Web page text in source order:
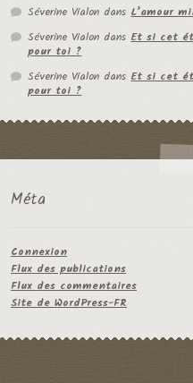
Séverine Vialon dansL’amour
Séverine Vialon dansEt si cet
pour toi ?
Séverine Vialon dansEt si cet
pour toi ?
Méta
Connexion
Flux des publications
Flux des commentaires
Site de WordPress-FR